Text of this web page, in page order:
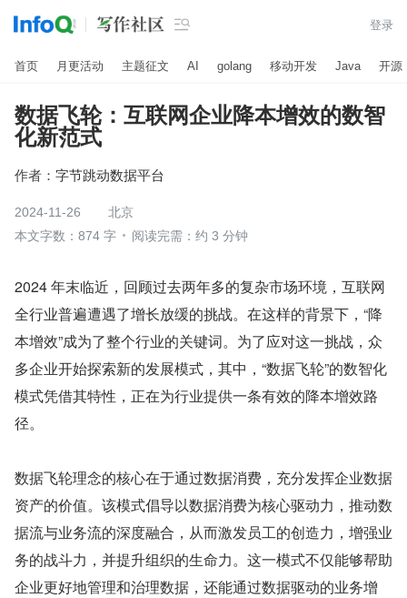
 登录
首页 月更活动 主题征文 AI golang 移动开发 Java 开源
数据飞轮：互联网企业降本增效的数智
化新范式
作者： 字节跳动数据平台
2024-11-26
北京
本文字数：874 字
阅读完需：约 3 分钟
2024 年末临近，回顾过去两年多的复杂市场环境，互联网
全行业普遍遭遇了增长放缓的挑战。在这样的背景下，“降
本增效”成为了整个行业的关键词。为了应对这一挑战，众
多企业开始探索新的发展模式，其中，“数据飞轮”的数智化
模式凭借其特性，正在为行业提供一条有效的降本增效路
径。
数据飞轮理念的核心在于通过数据消费，充分发挥企业数据
资产的价值。该模式倡导以数据消费为核心驱动力，推动数
据流与业务流的深度融合，从而激发员工的创造力，增强业
务的战斗力，并提升组织的生命力。这一模式不仅能够帮助
企业更好地管理和治理数据，还能通过数据驱动的业务增